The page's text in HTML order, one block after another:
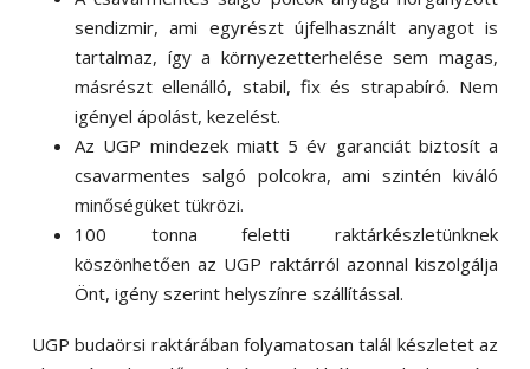
sendizmir, ami egyrészt újfelhasznált anyagot is
tartalmaz, így a környezetterhelése sem magas,
másrészt ellenálló, stabil, fix és strapabíró. Nem
igényel ápolást, kezelést.
Az UGP mindezek miatt 5 év garanciát biztosít a
csavarmentes salgó polcokra, ami szintén kiváló
minőségüket tükrözi.
100 tonna feletti raktárkészletünknek
köszönhetően az UGP raktárról azonnal kiszolgálja
Önt, igény szerint helyszínre szállítással.
UGP budaörsi raktárában folyamatosan talál készletet az